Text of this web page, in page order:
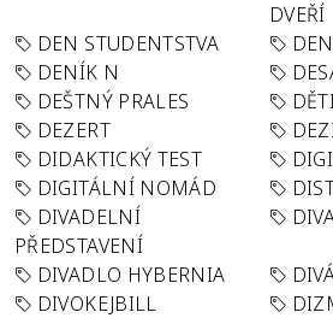
DVEŘÍ
DEN STUDENTSTVA
DENÍK N
DEŠTNÝ PRALES
DEZERT
DIDAKTICKÝ TEST
DIGITÁLNÍ NOMÁD
DIVADELNÍ
PŘEDSTAVENÍ
DIVADLO HYBERNIA
DIVOKEJBILL